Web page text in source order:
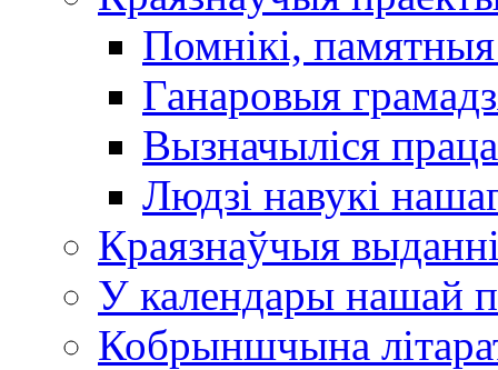
Помнікі,
Ганаровыя
Вызначыліся
Людзі навукі
Краязнаўчыя
У календары нашай
Кобрыншчына